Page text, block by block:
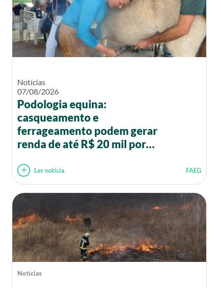
Notícias
07/08/2026
Podologia equina:
casqueamento e
ferrageamento podem gerar
renda de até R$ 20 mil por
Ler notícia FAEG
Notícias